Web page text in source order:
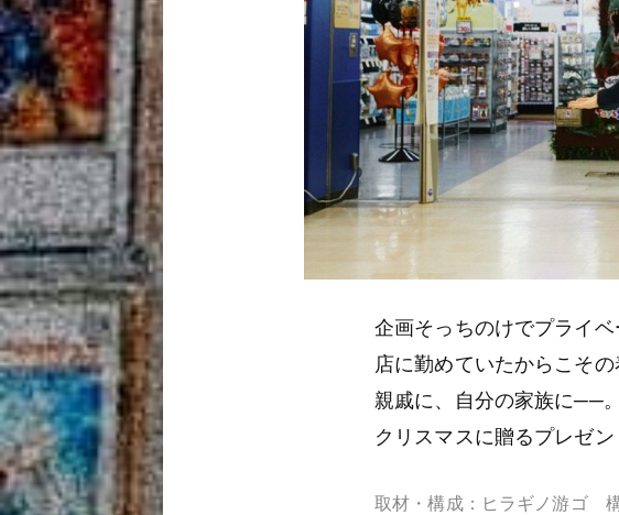
企画そっちのけでプライ
店に勤めていたからこそ
親戚に、自分の家族に──
クリスマスに贈るプレゼン
取材・構成：ヒラギノ游ゴ